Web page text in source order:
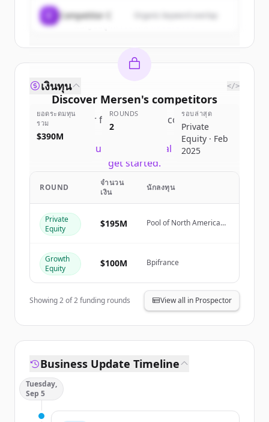
มีบัญชีอยู่แล้วใช่ไหม
Competitor C Organic keyword overlap
Discover Mersen's competitors
Sign up for free to view all competitors
of
New accounts include trial credits to
get started.
Create Free Account
มีบัญชีอยู่แล้วใช่ไหมลงชื่อเข้าใช้
เงินทุน </>
ยอดระดมทุน
รวม
$390M
ROUNDS
2
รอบล่าสุด
Private
Equity · Feb
2025
ROUND
จำนวน
เงิน
นักลงทุน
Private
Equity
$195M
Pool of North American
Growth
Equity
$100M Bpifrance
Showing2of2funding rounds View all in Prospector
Business Update Timeline
Tuesday,
Sep 5